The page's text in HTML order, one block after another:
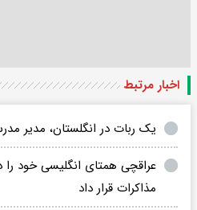
اخبار مرتبط
یک ربات در انگلستان، مدیر
عراقچی همتای انگلیسی خود را
مذاکرات قرار داد